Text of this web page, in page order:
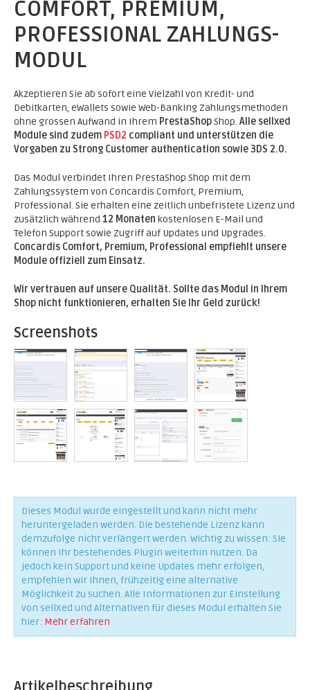
COMFORT, PREMIUM,
PROFESSIONAL ZAHLUNGS-
MODUL
Akzeptieren Sie ab sofort eine Vielzahl von Kredit- und
Debitkarten, eWallets sowie Web-Banking Zahlungsmethoden
ohne grossen Aufwand in Ihrem PrestaShopShop. Alle sellxed
Module sind zudem PSD2 compliant und unterstützen die
Vorgaben zu Strong Customer authentication sowie 3DS 2.0.
Das Modul verbindet Ihren PrestaShop Shop mit dem
Zahlungssystem von Concardis Comfort, Premium,
Professional. Sie erhalten eine zeitlich unbefristete Lizenz und
zusätzlich während 12 Monaten kostenlosen E-Mail und
Telefon Support sowie Zugriff auf Updates und Upgrades.
Concardis Comfort, Premium, Professional empfiehlt unsere
Module offiziell zum Einsatz.
Wir vertrauen auf unsere Qualität. Sollte das Modul in Ihrem
Shop nicht funktionieren, erhalten Sie Ihr Geld zurück!
Screenshots
Dieses Modul wurde eingestellt und kann nicht mehr
heruntergeladen werden. Die bestehende Lizenz kann
demzufolge nicht verlängert werden. Wichtig zu wissen: Sie
können Ihr bestehendes Plugin weiterhin nutzen. Da
jedoch kein Support und keine Updates mehr erfolgen,
empfehlen wir Ihnen, frühzeitig eine alternative
Möglichkeit zu suchen. Alle Informationen zur Einstellung
von sellXed und Alternativen für dieses Modul erhalten Sie
hier: Mehr erfahren